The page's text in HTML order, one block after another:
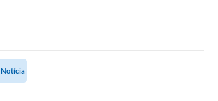
Notícia